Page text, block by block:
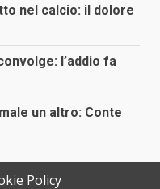
nel calcio: il dolore
l’addio fa
un altro: Conte
Policy